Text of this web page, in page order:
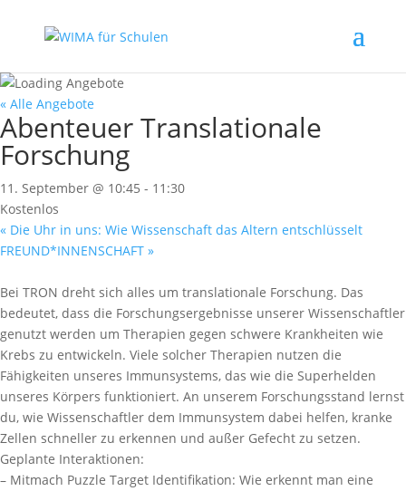
« Alle Angebote
Abenteuer Translationale
Forschung
11. September @ 10:45 - 11:30
Kostenlos
« Die Uhr in uns: Wie Wissenschaft das Altern entschlüsselt
FREUND*INNENSCHAFT »
Bei TRON dreht sich alles um translationale Forschung. Das
bedeutet, dass die Forschungsergebnisse unserer Wissenschaftler
genutzt werden um Therapien gegen schwere Krankheiten wie
Krebs zu entwickeln. Viele solcher Therapien nutzen die
Fähigkeiten unseres Immunsystems, das wie die Superhelden
unseres Körpers funktioniert. An unserem Forschungsstand lernst
du, wie Wissenschaftler dem Immunsystem dabei helfen, kranke
Zellen schneller zu erkennen und außer Gefecht zu setzen.
Geplante Interaktionen:
– Mitmach Puzzle Target Identifikation: Wie erkennt man eine